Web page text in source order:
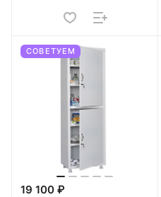
СОВЕТУЕМ
19 100 ₽